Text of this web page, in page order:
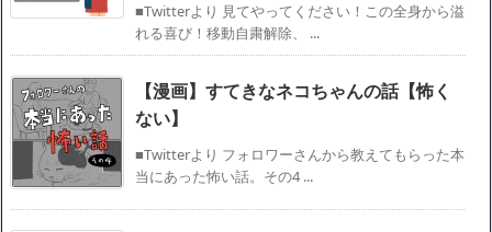
■Twitterより 見てやってください！この全身から溢
れる喜び！移動自粛解除、 ...
【漫画】すてきなネコちゃんの話【怖く
ない】
■Twitterより フォロワーさんから教えてもらった本
当にあった怖い話。その4 ...